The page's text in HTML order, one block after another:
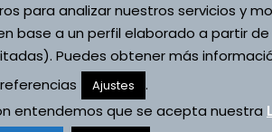
Copyright © 2026
Vojta
para analizar nuestros servicios y
base a un perfil elaborado a partir
Puedes obtener más
Ajustes
.
entendemos que se acepta nuestra